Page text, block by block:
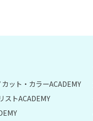
ット・カラーACADEMY
ストACADEMY